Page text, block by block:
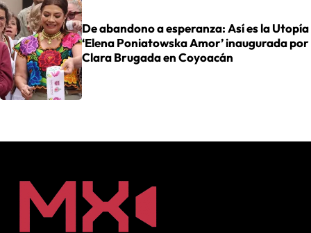
De abandono a esperanza: Así es la Utopía
‘Elena Poniatowska Amor’ inaugurada por
Clara Brugada en Coyoacán